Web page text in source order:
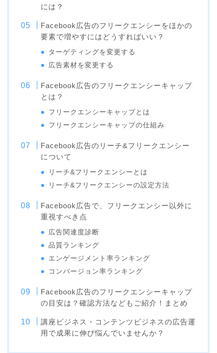
には？
Facebook広告のフリークエンシーをほかの
要素で増やすにはどうすればいい？
ターゲティングを変更する
広告素材を変更する
Facebook広告のフリークエンシーキャップ
とは？
フリークエンシーキャップとは
フリークエンシーキャップの仕組み
Facebook広告のリーチ&フリークエンシー
について
リーチ&フリークエンシーとは
リーチ&フリークエンシーの設定方法
Facebook広告で、フリークエンシー以外に
重視すべき点
広告関連度診断
品質ランキング
エンゲージメント率ランキング
コンバージョン率ランキング
Facebook広告のフリークエンシーキャップ
の目安は？確認方法などもご紹介！まとめ
講座ビジネス・コンテンツビジネスの広告運
用で成果に伸び悩んでいませんか？